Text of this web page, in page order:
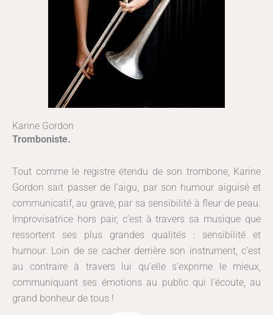
Karine Gordon
Tromboniste.
Tout comme le registre étendu de son trombone, Karine
Gordon sait passer de l’aigu, par son humour aiguisé et
communicatif, au grave, par sa sensibilité à fleur de peau.
Improvisatrice hors pair, c’est à travers sa musique que
ressortent ses plus grandes qualités : sensibilité et
humour. Loin de se cacher derrière son instrument, c’est
au contraire à travers lui qu’elle s’exprime le mieux,
communiquant ses émotions au public qui l’écoute, au
grand bonheur de tous !